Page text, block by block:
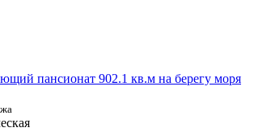
пансионат 902.1 кв.м на берегу моря